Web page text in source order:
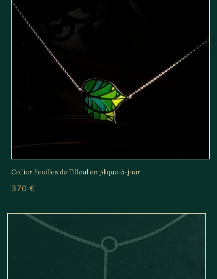
Collier Feuilles de Tilleul en plique-à-jour
370€